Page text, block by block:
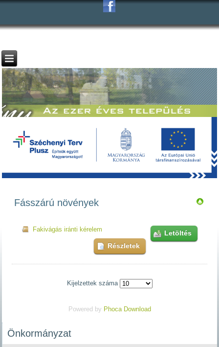
Fásszárú növények
Fakivágás iránti kérelem
Letöltés
Részletek
Kijelzettek száma
Powered by Phoca Download
Önkormányzat